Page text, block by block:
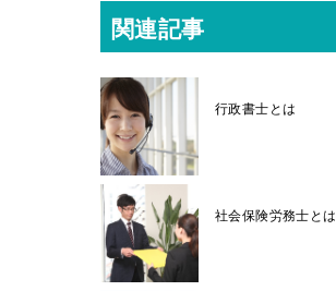
関連記事
行政書士とは
社会保険労務士とは